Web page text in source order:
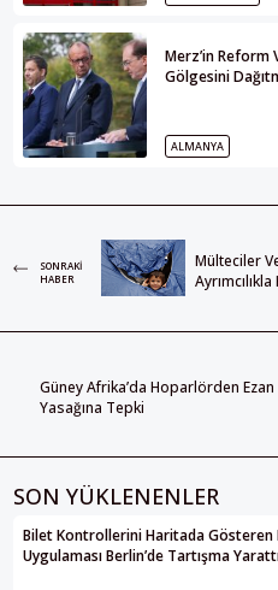
Merz’in Reform
Gölgesini
ALMANYA
SONRAKI
HABER
Mülteciler
Ayrımcılıkla
Güney Afrika’da Hoparlörden Ezan
Yasağına Tepki
SON YÜKLENENLER
Bilet Kontrollerini Haritada Gösteren
Uygulaması Berlin’de Tartışma